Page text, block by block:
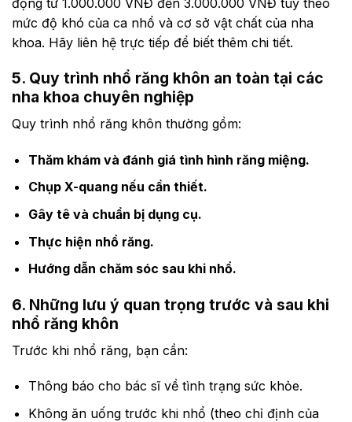
mức độ khó của ca nhổ và cơ sở vật chất của nha
khoa. Hãy liên hệ trực tiếp để biết thêm chi tiết.
5. Quy trình nhổ răng khôn an toàn tại các
nha khoa chuyên nghiệp
Quy trình nhổ răng khôn thường gồm:
Thăm khám và đánh giá tình hình răng miệng.
Chụp X-quang nếu cần thiết.
Gây tê và chuẩn bị dụng cụ.
Thực hiện nhổ răng.
Hướng dẫn chăm sóc sau khi nhổ.
6. Những lưu ý quan trọng trước và sau khi
nhổ răng khôn
Trước khi nhổ răng, bạn cần:
Thông báo cho bác sĩ về tình trạng sức khỏe.
Không ăn uống trước khi nhổ (theo chỉ định của